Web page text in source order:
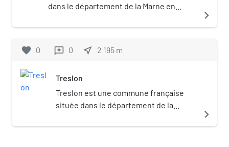
dans le département de la Marne en
navigate_next
favorite 0 reviews 0 near_me 2 195 m
Treslon
Treslon est une commune française
située dans le département de la
navigate_next